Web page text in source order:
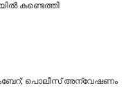
കണ്ടെത്തി
പൊലീസ് അന്വേഷണം